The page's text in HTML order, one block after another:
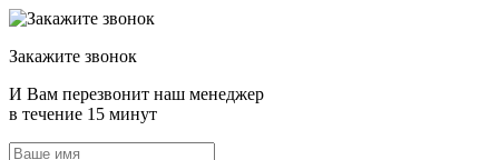
Закажите звонок
И Вам перезвонит наш менеджер
в течение 15 минут